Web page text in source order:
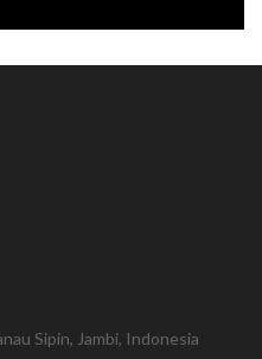
Sipin, Jambi, Indonesia